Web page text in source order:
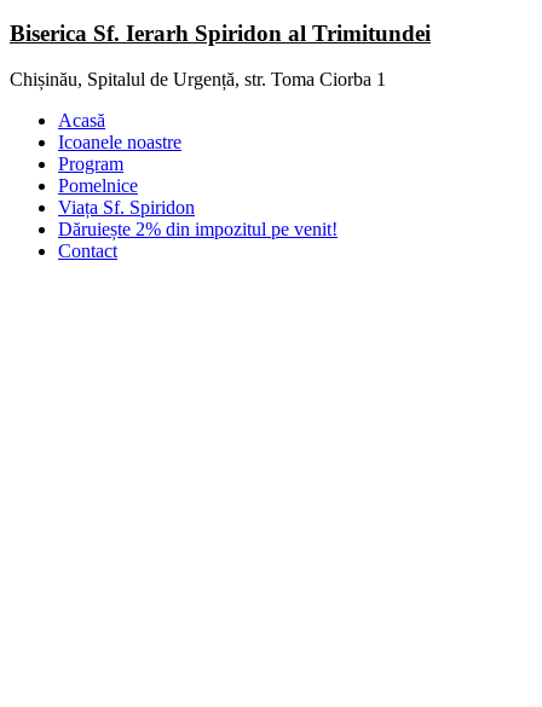
Biserica Sf. Ierarh Spiridon al Trimitundei
Chișinău, Spitalul de Urgență, str. Toma Ciorba 1
Acasă
Icoanele noastre
Program
Pomelnice
Viața Sf. Spiridon
Dăruiește 2% din impozitul pe venit!
Contact